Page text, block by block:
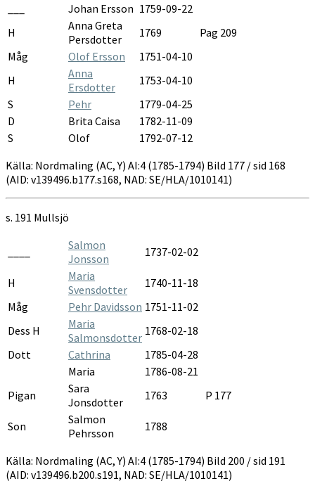
Johan Ersson 1759-09-22
H
Anna Greta
Persdotter
1769
Pag 209
Måg
Olof Ersson
1751-04-10
H
Anna
Ersdotter
1753-04-10
S
Pehr
1779-04-25
D
Brita Caisa
1782-11-09
S
Olof
1792-07-12
Källa: Nordmaling (AC, Y) AI:4 (1785-1794) Bild 177 / sid 168
(AID: v139496.b177.s168, NAD: SE/HLA/1010141)
s. 191 Mullsjö
Salmon
Jonsson
1737-02-02
H
Maria
Svensdotter
1740-11-18
Måg
Pehr Davidsson 1751-11-02
Dess H
Maria
Salmonsdotter 1768-02-18
Dott
Cathrina
1785-04-28
Maria
1786-08-21
Pigan
Sara
Jonsdotter
1763 P 177
Son
Salmon
Pehrsson
1788
Källa: Nordmaling (AC, Y) AI:4 (1785-1794) Bild 200 / sid 191
(AID: v139496.b200.s191, NAD: SE/HLA/1010141)